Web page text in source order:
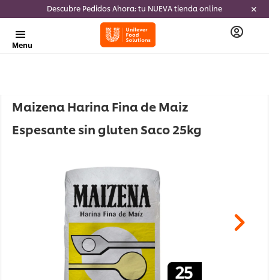
Descubre Pedidos Ahora: tu NUEVA tienda online
Menu
Maizena Harina Fina de Maiz
Espesante sin gluten Saco 25kg